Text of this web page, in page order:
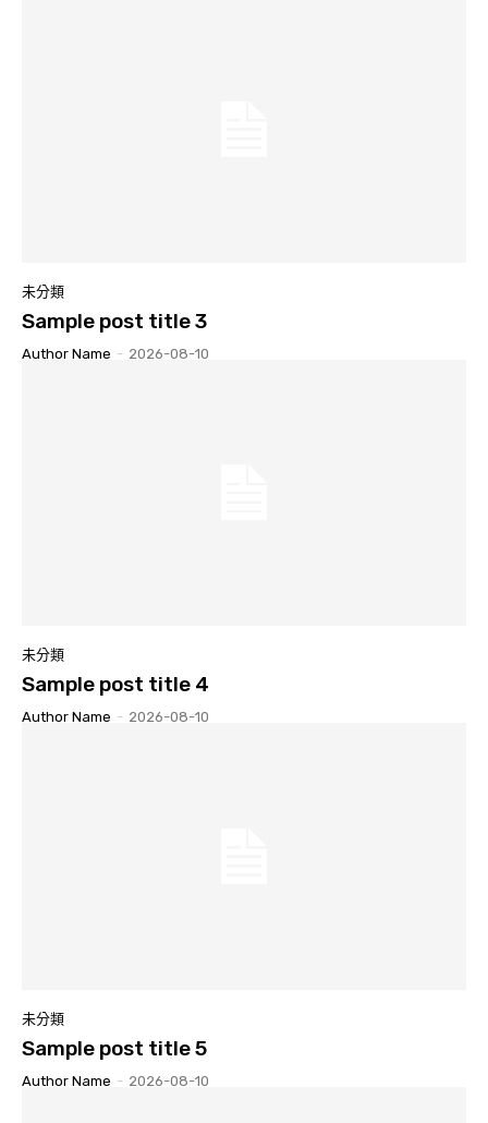
未分類
Sample post title 3
Author Name - 2026-08-10
未分類
Sample post title 4
Author Name - 2026-08-10
未分類
Sample post title 5
Author Name - 2026-08-10